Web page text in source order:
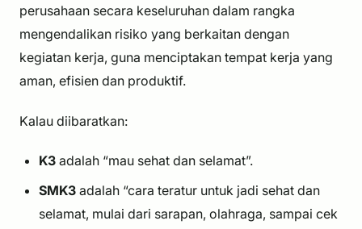
perusahaan secara keseluruhan dalam rangka
mengendalikan risiko yang berkaitan dengan
kegiatan kerja, guna menciptakan tempat kerja yang
aman, efisien dan produktif.
Kalau diibaratkan:
K3 adalah “mau sehat dan selamat”.
SMK3 adalah “cara teratur untuk jadi sehat dan
selamat, mulai dari sarapan, olahraga, sampai cek